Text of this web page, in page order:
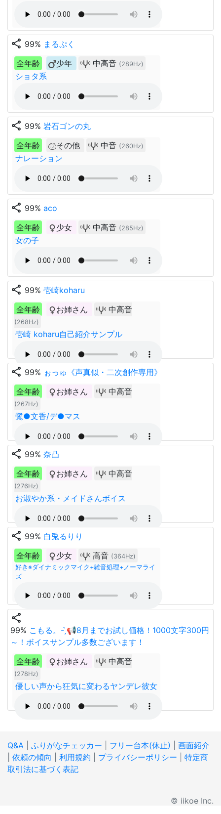
share 99% まるぷく
全年齢
少年 中高音 (289Hz)
ショタ系
share 99% 岩石ゴンの丸
全年齢
その他 中音 (260Hz)
ナレーション
share 99% aco
全年齢
少女 中高音 (285Hz)
女の子
share 99% 壱崎koharu
全年齢
お姉さん 中高音
(268Hz)
壱崎 koharu自己紹介サンプル
share 99% ぉっゅ《声真似・二次創作専用》
全年齢
お姉さん 中高音
(267Hz)
鷺●文香/デ●マス
share 99% 奈凸
全年齢
お姉さん 中高音
(276Hz)
お淑やか系・メイドさんボイス
share 99% 白兎るりり
全年齢
少女 高音 (364Hz)
好き※ダイナミックマイク+雑音処理+ノーマライ
ズ
share
99% こもる。- ̗̀📢8月までお試し価格！1000文字300円
～！ボイスサンプル多数ございます！
全年齢
お姉さん 中高音
(278Hz)
優しい声から狂気に変わるヤンデレ彼女
Q&A ふりがなチェッカー フリー台本(休止)
画面紹介
依頼の傾向 利用規約 プライバシーポリシー
特定商
取引法に基づく表記
© iikoe Inc.